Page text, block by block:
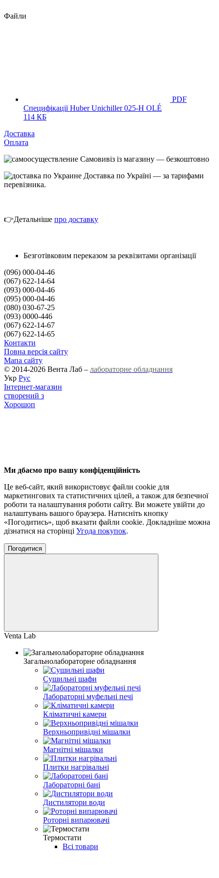
Файли
PDF
Специфікації Huber Unichiller 025-H OLÉ
114 КБ
Доставка
Оплата
Самовивіз із магазину — безкоштовно
Доставка по Україні — за тарифами
перевізника.
👉Детальніше про доставку
Безготівковим переказом за реквізитами організації
(096) 000-04-46
(067) 622-14-64
(093) 000-04-46
(095) 000-04-46
(080) 030-67-25
(093) 0000-446
(067) 622-14-67
(067) 622-14-65
Контакти
Повна версія сайту
Мапа сайту
© 2014-2026 Вента Лаб – лабораторне обладнання
Укр Рус
Інтернет-магазин
створений з
Хорошоп
Ми дбаємо про вашу конфіденційність
Це веб-сайт, який використовує файли cookie для
маркетингових та статистичних цілей, а також для безпечної
роботи та налаштування роботи сайту. Ви можете увійти до
налаштувань вашого браузера. Натисніть кнопку
«Погодитись», щоб вказати файли cookie. Докладніше можна
дізнатися на сторінці Угода покупок.
Погодитися
Venta Lab
Загальнолабораторне обладнання
Сушильні шафи
Лабораторні муфельні печі
Кліматичні камери
Верхньопривідні мішалки
Магнітні мішалки
Плитки нагрівальні
Лабораторні бані
Дистилятори води
Роторні випарювачі
Термостати
Всі товари